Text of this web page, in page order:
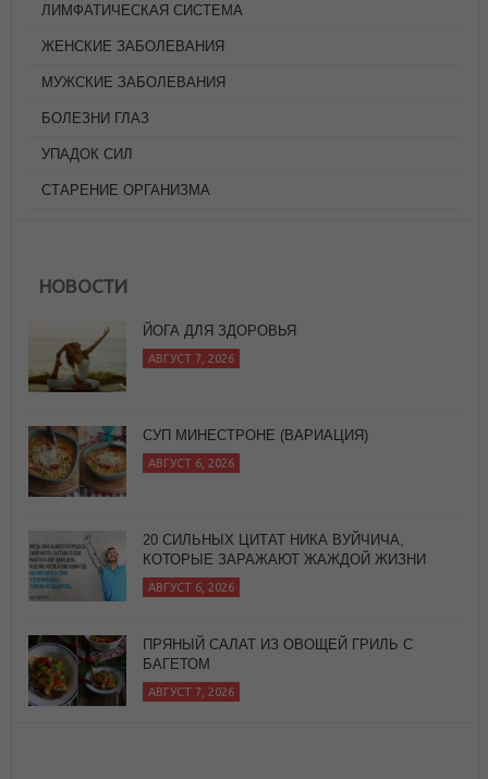
ЛИМФАТИЧЕСКАЯ СИСТЕМА
ЖЕНСКИЕ ЗАБОЛЕВАНИЯ
МУЖСКИЕ ЗАБОЛЕВАНИЯ
БОЛЕЗНИ ГЛАЗ
УПАДОК СИЛ
СТАРЕНИЕ ОРГАНИЗМА
НОВОСТИ
СУП МИНЕСТРОНЕ (ВАРИАЦИЯ)
АВГУСТ 6, 2026
20 СИЛЬНЫХ ЦИТАТ НИКА ВУЙЧИЧА,
КОТОРЫЕ ЗАРАЖАЮТ ЖАЖДОЙ ЖИЗНИ
ПРЯНЫЙ САЛАТ ИЗ ОВОЩЕЙ ГРИЛЬ С
БАГЕТОМ
АВГУСТ 7, 2026
ЙОГА ДЛЯ ЗДОРОВЬЯ
АВГУСТ 7, 2026